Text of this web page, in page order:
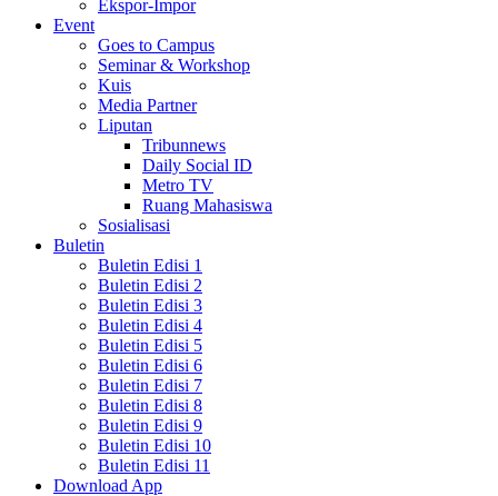
Ekspor-Impor
Event
Goes to Campus
Seminar & Workshop
Kuis
Media Partner
Liputan
Tribunnews
Daily Social ID
Metro TV
Ruang Mahasiswa
Sosialisasi
Buletin
Buletin Edisi 1
Buletin Edisi 2
Buletin Edisi 3
Buletin Edisi 4
Buletin Edisi 5
Buletin Edisi 6
Buletin Edisi 7
Buletin Edisi 8
Buletin Edisi 9
Buletin Edisi 10
Buletin Edisi 11
Download App